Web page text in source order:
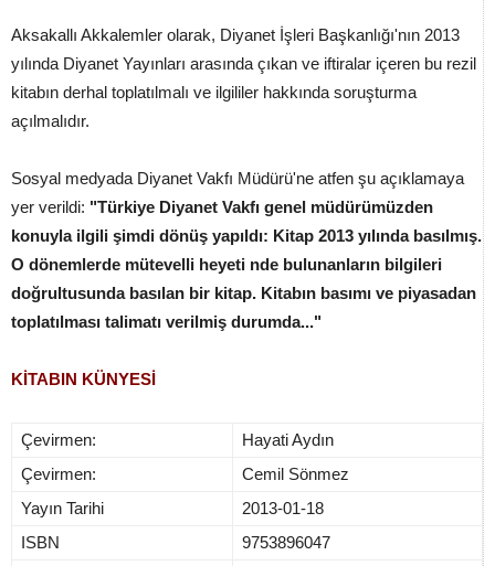
Aksakallı Akkalemler olarak, Diyanet İşleri Başkanlığı'nın 2013
yılında Diyanet Yayınları arasında çıkan ve iftiralar içeren bu rezil
kitabın derhal toplatılmalı ve ilgililer hakkında soruşturma
açılmalıdır.
Sosyal medyada Diyanet Vakfı Müdürü'ne atfen şu açıklamaya
yer verildi: "Türkiye Diyanet Vakfı genel müdürümüzden
konuyla ilgili şimdi dönüş yapıldı: Kitap 2013 yılında basılmış.
O dönemlerde mütevelli heyeti nde bulunanların bilgileri
doğrultusunda basılan bir kitap. Kitabın basımı ve piyasadan
toplatılması talimatı verilmiş durumda..."
KİTABIN KÜNYESİ
Çevirmen:
Hayati Aydın
Çevirmen:
Cemil Sönmez
Yayın Tarihi
2013-01-18
ISBN
9753896047